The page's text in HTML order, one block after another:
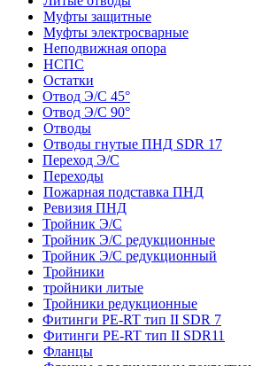
Муфты защитные
Муфты электросварные
Неподвижная опора
НСПС
Остатки
Отвод Э/С 45°
Отвод Э/С 90°
Отводы
Отводы гнутые ПНД SDR 17
Переход Э/С
Переходы
Пожарная подставка ПНД
Ревизия ПНД
Тройник Э/С
Тройник Э/С редукционные
Тройник Э/С редукционный
Тройники
тройники литые
Тройники редукционные
Фитинги PE-RT тип II SDR 7
Фитинги PE-RT тип II SDR11
Фланцы